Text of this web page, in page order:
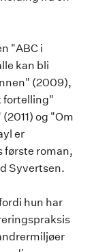
"ABC i
kan bli
(2009),
fortelling"
og "Om
er
første roman,
Syvertsen.
hun har